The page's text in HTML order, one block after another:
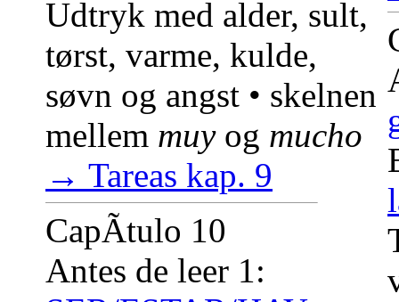
Udtryk med alder, sult,
tørst, varme, kulde,
søvn og angst • skelnen
mellem muyog mucho
→ Tareas kap. 9
CapÃ­tulo 10
Antes de leer 1: